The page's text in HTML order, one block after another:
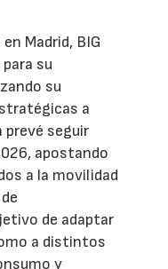
Madrid, BIG
su
su
a
prevé seguir
apostando
a la movilidad
de adaptar
a distintos
y